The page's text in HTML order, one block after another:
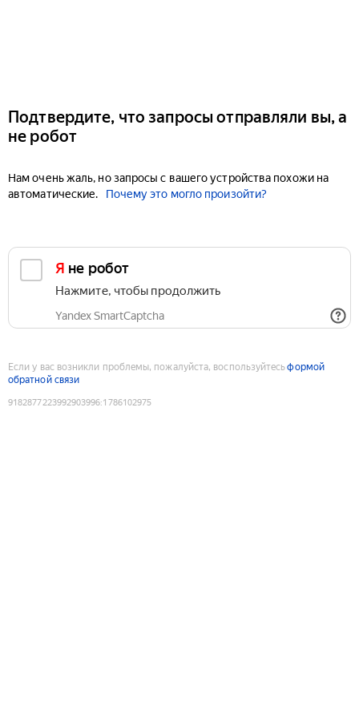
Подтвердите, что запросы отправляли вы, а
не робот
Нам очень жаль, но запросы с вашего устройства похожи на
автоматические.
Почему это могло произойти?
Я не робот
Нажмите, чтобы продолжить
Yandex SmartCaptcha
Если у вас возникли проблемы, пожалуйста, воспользуйтесьформой
обратной связи
9182877223992903996:1786102975